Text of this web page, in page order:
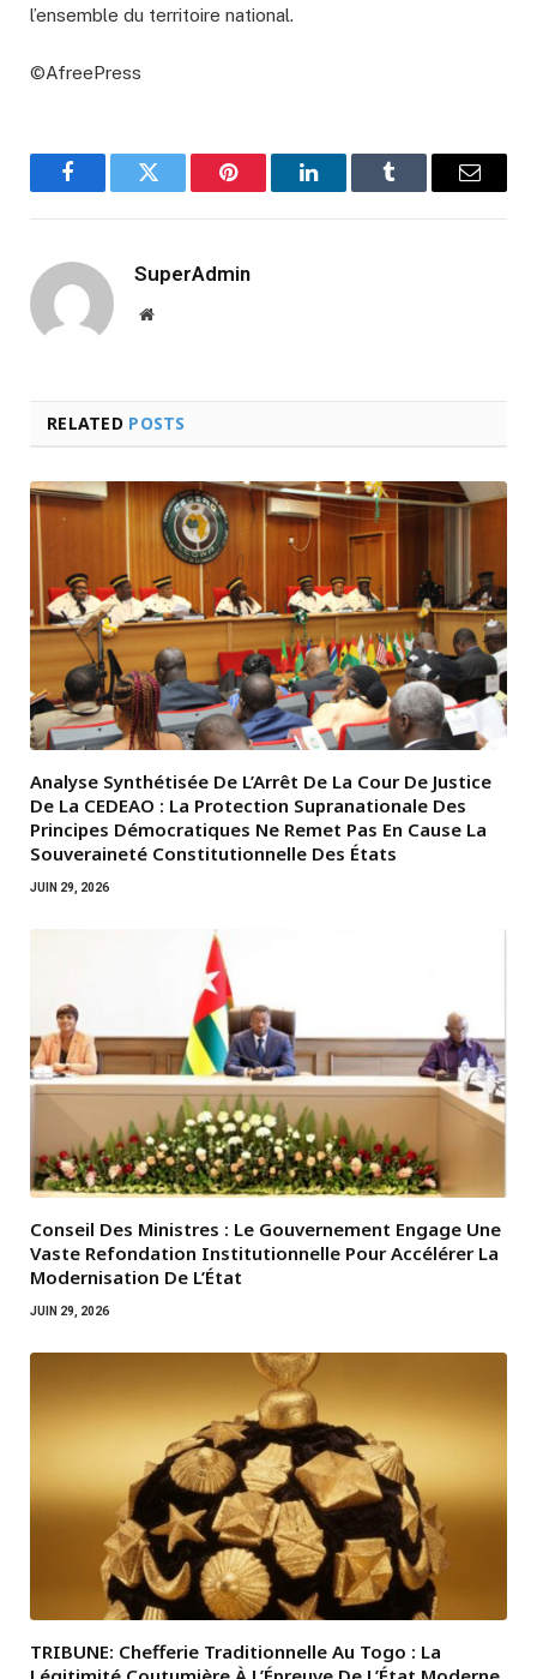
l’ensemble du territoire national.
©AfreePress
FacebookTwitter Pinterest LinkedInTumblr Email
SuperAdmin
Website
RELATED POSTS
Analyse Synthétisée De L’Arrêt De La Cour De Justice
De La CEDEAO : La Protection Supranationale Des
Principes Démocratiques Ne Remet Pas En Cause La
Souveraineté Constitutionnelle Des États
JUIN 29, 2026
Conseil Des Ministres : Le Gouvernement Engage Une
Vaste Refondation Institutionnelle Pour Accélérer La
Modernisation De L’État
JUIN 29, 2026
TRIBUNE: Chefferie Traditionnelle Au Togo : La